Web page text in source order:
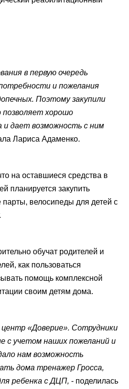
в первую очередь
и пожелания
Поэтому закупили
позволяет хорошо
и дает возможность с ним
Лариса Адаменко.
на оставшиеся средства в
планируется закупить
велосипеды для детей с
обучат родителей и
как пользоваться
помощь комплексной
своим детям дома.
«Доверие». Сотрудники
с учетом наших пожеланий и
нам возможность
дома тренажер Гросса,
ребенка с ДЦП, - поделилась